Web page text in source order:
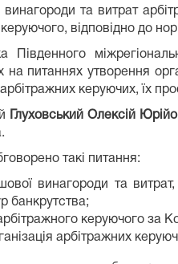
та витрат
відповідно до
Південного
на питаннях утворення
арбітражних керуючих, їх
Глуховський Олексій
такі питання:
винагороди та
банкрутства;
керуючого за
арбітражних